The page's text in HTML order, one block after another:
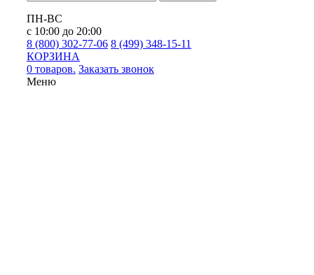
ПН-ВС
с 10:00 до 20:00
8 (800) 302-77-06 8 (499) 348-15-11
КОРЗИНА
0 товаров. Заказать звонок
Меню